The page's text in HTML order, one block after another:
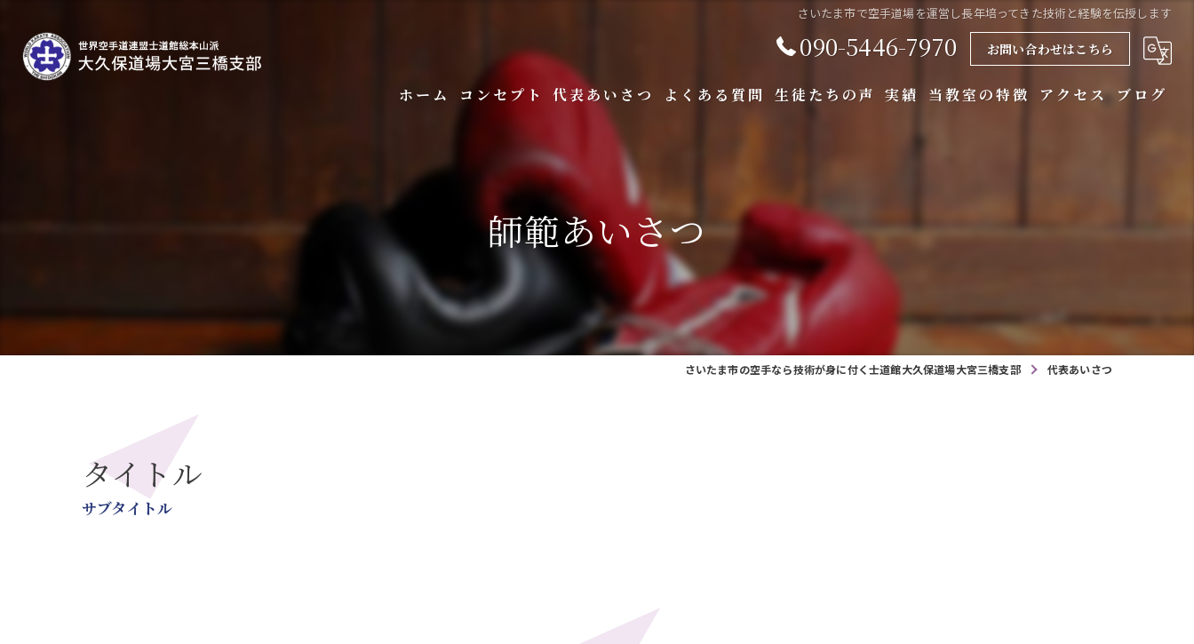
さいたま市で空手道場を運営し長年培ってきた技術と経験を伝授します
090-5446-7970 お問い合わせはこちら
ホーム コンセプト 代表あいさつ よくある質問 生徒たちの声 実績 当教室の特徴
習い事
アクセス ブログ
師範あいさつ
さいたま市の空手なら技術が身に付く士道館大久保道場大宮三橋支部 代表あいさつ
タイトル
サブタイトル